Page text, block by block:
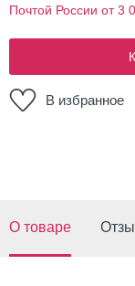
Почтой России от 3
В избранное
О товаре